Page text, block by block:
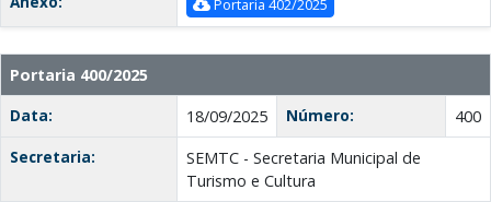
Portaria 402/2025
Portaria 400/2025
Data:
18/09/2025 Número:
400
Secretaria:
SEMTC - Secretaria Municipal de
Turismo e Cultura